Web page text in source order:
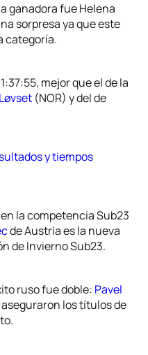
ganadora fue Helena
sorpresa ya que este
categoría.
mejor que el de la
(NOR) y del de
y tiempos
la competencia Sub23
de Austria es la nueva
de Invierno Sub23.
ruso fue doble: Pavel
aseguraron los títulos de